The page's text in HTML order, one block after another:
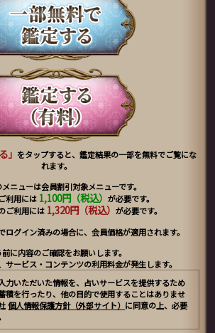
」 をタップすると、鑑定結果の一部を無料でご覧にな
れます。
ニューは会員割引対象メニューです。
利用には1,100円（税込） が必要です。
ご利用には1,320円（税込） が必要です。
グイン済みの場合に、会員価格が適用されます。
前に内容のご確認をお願いします。
サービス・コンテンツの利用料金が発生します。
力いただいた情報を、占いサービスを提供するため
積を行ったり、他の目的で使用することはありませ
個人情報保護方針（外部サイト） に同意の上、必要